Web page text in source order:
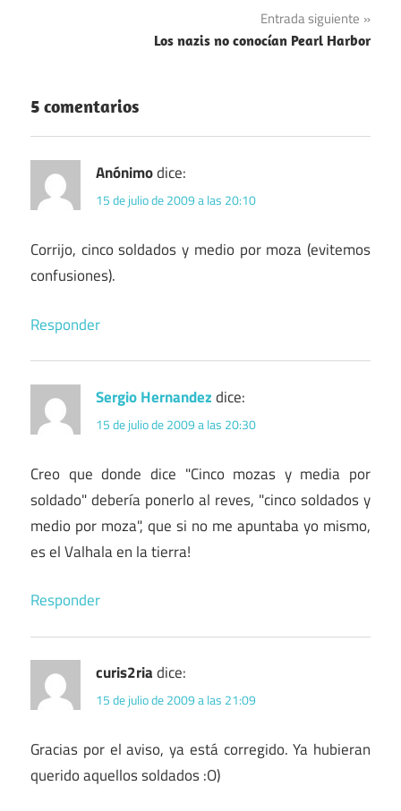
Entrada siguiente
Los nazis no conocían Pearl Harbor
5 comentarios
Anónimodice:
15 de julio de 2009 a las 20:10
Corrijo, cinco soldados y medio por moza (evitemos
confusiones).
Responder
Sergio Hernandezdice:
15 de julio de 2009 a las 20:30
Creo que donde dice "Cinco mozas y media por
soldado" debería ponerlo al reves, "cinco soldados y
medio por moza", que si no me apuntaba yo mismo,
es el Valhala en la tierra!
Responder
curis2riadice:
15 de julio de 2009 a las 21:09
Gracias por el aviso, ya está corregido. Ya hubieran
querido aquellos soldados :O)